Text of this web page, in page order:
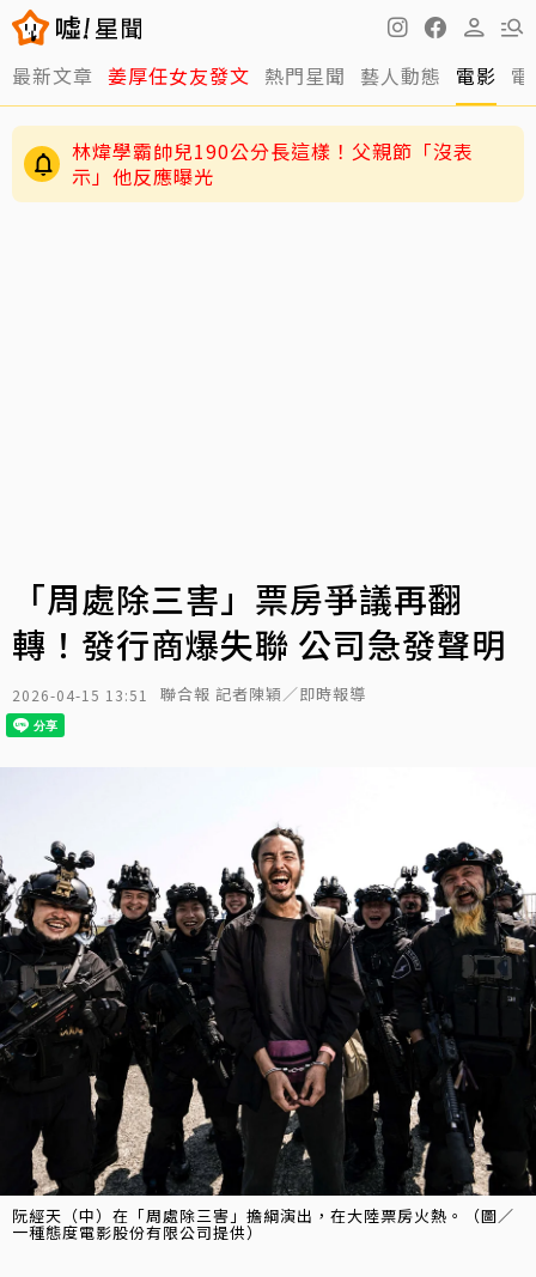
最新文章 姜厚任女友發文 熱門星聞 藝人動態 電影
林煒學霸帥兒190公分長這樣！父親節「沒表
示」他反應曝光
「周處除三害」票房爭議再翻
轉！發行商爆失聯 公司急發聲明
2026-04-15 13:51 聯合報 記者陳穎／即時報導
阮經天（中）在「周處除三害」擔綱演出，在大陸票房火熱。（圖／
一種態度電影股份有限公司提供）